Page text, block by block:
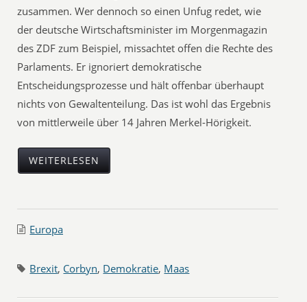
zusammen. Wer dennoch so einen Unfug redet, wie
der deutsche Wirtschaftsminister im Morgenmagazin
des ZDF zum Beispiel, missachtet offen die Rechte des
Parlaments. Er ignoriert demokratische
Entscheidungsprozesse und hält offenbar überhaupt
nichts von Gewaltenteilung. Das ist wohl das Ergebnis
von mittlerweile über 14 Jahren Merkel-Hörigkeit.
WEITERLESEN
Europa
Brexit, Corbyn, Demokratie, Maas